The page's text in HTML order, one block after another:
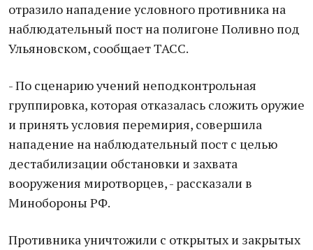
отразило нападение условного противника на
наблюдательный пост на полигоне Поливно под
Ульяновском, сообщает ТАСС.
- По сценарию учений неподконтрольная
группировка, которая отказалась сложить оружие
и принять условия перемирия, совершила
нападение на наблюдательный пост с целью
дестабилизации обстановки и захвата
вооружения миротворцев, - рассказали в
Минобороны РФ.
Противника уничтожили с открытых и закрытых